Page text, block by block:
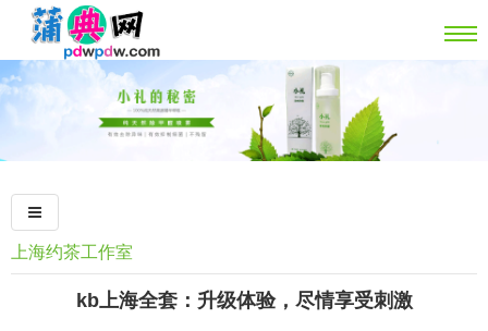
上海约茶工作室
kb上海全套：升级体验，尽情享受刺激